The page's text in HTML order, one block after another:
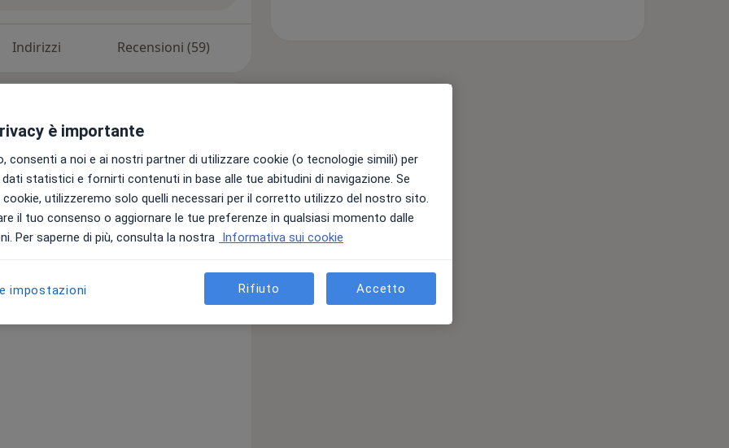
Indirizzi Recensioni (59)
, con una consolidata
nell'esecuzione degli esamie per
immagini, fondamentali per una
e arterioso degli arti, TSA- trochi
è importante
consenti a noi e ai nostri partner di utilizzare cookie (o tecnologie simili) per
statistici e fornirti contenuti in base alle tue abitudini di navigazione. Se
utilizzeremo solo quelli necessari per il corretto utilizzo del nostro sito.
il tuo consenso o aggiornare le tue preferenze in qualsiasi momento dalle
Per saperne di più, consulta la nostra Informativa sui cookie
impostazioni Rifiuto Accetto